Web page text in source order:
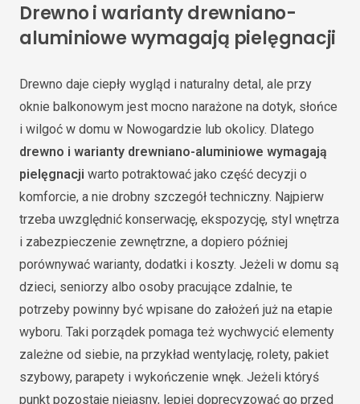
Drewno i warianty drewniano-
aluminiowe wymagają pielęgnacji
Drewno daje ciepły wygląd i naturalny detal, ale przy
oknie balkonowym jest mocno narażone na dotyk, słońce
i wilgoć w domu w Nowogardzie lub okolicy. Dlatego
drewno i warianty drewniano-aluminiowe wymagają
pielęgnacji warto potraktować jako część decyzji o
komforcie, a nie drobny szczegół techniczny. Najpierw
trzeba uwzględnić konserwację, ekspozycję, styl wnętrza
i zabezpieczenie zewnętrzne, a dopiero później
porównywać warianty, dodatki i koszty. Jeżeli w domu są
dzieci, seniorzy albo osoby pracujące zdalnie, te
potrzeby powinny być wpisane do założeń już na etapie
wyboru. Taki porządek pomaga też wychwycić elementy
zależne od siebie, na przykład wentylację, rolety, pakiet
szybowy, parapety i wykończenie wnęk. Jeżeli któryś
punkt pozostaje niejasny, lepiej doprecyzować go przed